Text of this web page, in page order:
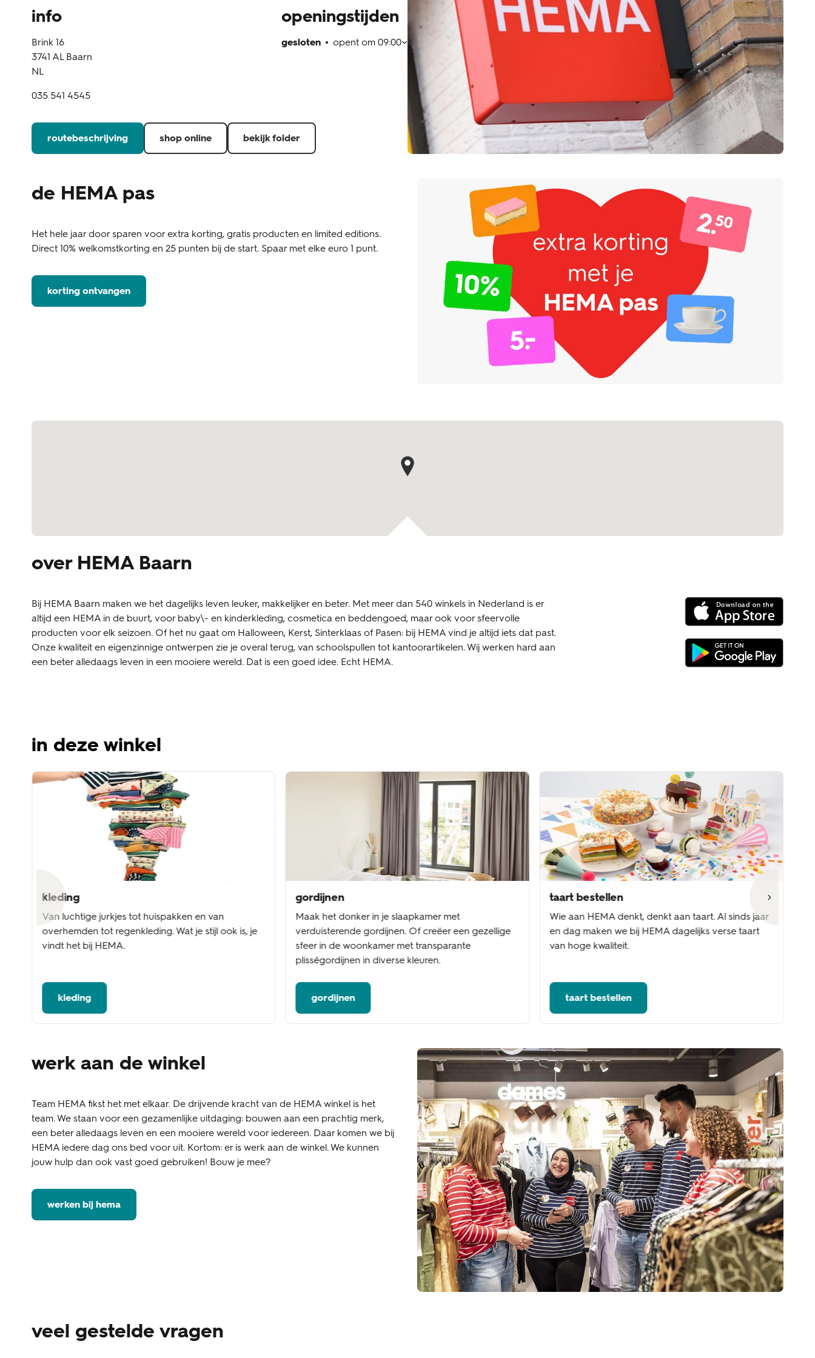
info
Brink 16
3741 AL Baarn
NL
035 541 4545
openingstijden
gesloten opent om 09:00
routebeschrijving shop online bekijk folder
de HEMA pas
Het hele jaar door sparen voor extra korting, gratis producten en limited editions.
Direct 10% welkomstkorting en 25 punten bij de start. Spaar met elke euro 1 punt.
korting ontvangen
Kaartpin
over HEMA Baarn
Bij HEMA Baarn maken we het dagelijks leven leuker, makkelijker en beter. Met meer dan 540 winkels in Nederland is er
altijd een HEMA in de buurt, voor baby\- en kinderkleding, cosmetica en beddengoed, maar ook voor sfeervolle
producten voor elk seizoen. Of het nu gaat om Halloween, Kerst, Sinterklaas of Pasen: bij HEMA vind je altijd iets dat past.
Onze kwaliteit en eigenzinnige ontwerpen zie je overal terug, van schoolspullen tot kantoorartikelen. Wij werken hard aan
een beter alledaags leven in een mooiere wereld. Dat is een goed idee. Echt HEMA.
in deze winkel
kleding
Van luchtige jurkjes tot huispakken en van
overhemden tot regenkleding. Wat je stijl ook is, je
vindt het bij HEMA.
kleding
gordijnen
Maak het donker in je slaapkamer met
verduisterende gordijnen. Of creëer een gezellige
sfeer in de woonkamer met transparante
plisségordijnen in diverse kleuren.
gordijnen
taart bestellen
Wie aan HEMA denkt, denkt aan taart. Al sinds jaar
en dag maken we bij HEMA dagelijks verse taart
van hoge kwaliteit.
taart bestellen
werk aan de winkel
Team HEMA fikst het met elkaar. De drijvende kracht van de HEMA winkel is het
team. We staan voor een gezamenlijke uitdaging: bouwen aan een prachtig merk,
een beter alledaags leven en een mooiere wereld voor iedereen. Daar komen we bij
HEMA iedere dag ons bed voor uit. Kortom: er is werk aan de winkel. We kunnen
jouw hulp dan ook vast goed gebruiken! Bouw je mee?
werken bij hema
veel gestelde vragen